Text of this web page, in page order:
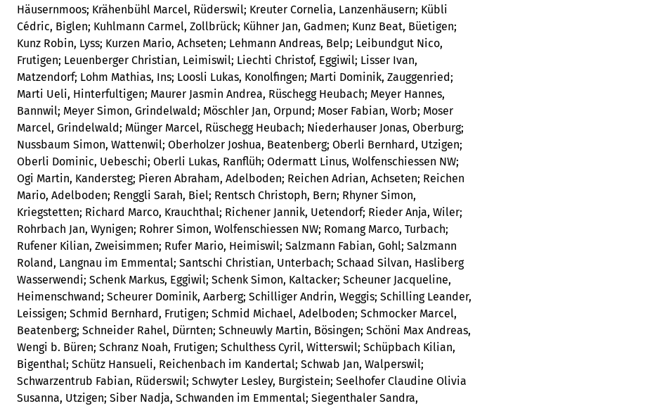
Häusernmoos; Krähenbühl Marcel, Rüderswil; Kreuter Cornelia, Lanzenhäusern; Kübli
Cédric, Biglen; Kuhlmann Carmel, Zollbrück; Kühner Jan, Gadmen; Kunz Beat, Büetigen;
Kunz Robin, Lyss; Kurzen Mario, Achseten; Lehmann Andreas, Belp; Leibundgut Nico,
Frutigen; Leuenberger Christian, Leimiswil; Liechti Christof, Eggiwil; Lisser Ivan,
Matzendorf; Lohm Mathias, Ins; Loosli Lukas, Konolfingen; Marti Dominik, Zauggenried;
Marti Ueli, Hinterfultigen; Maurer Jasmin Andrea, Rüschegg Heubach; Meyer Hannes,
Bannwil; Meyer Simon, Grindelwald; Möschler Jan, Orpund; Moser Fabian, Worb; Moser
Marcel, Grindelwald; Münger Marcel, Rüschegg Heubach; Niederhauser Jonas, Oberburg;
Nussbaum Simon, Wattenwil; Oberholzer Joshua, Beatenberg; Oberli Bernhard, Utzigen;
Oberli Dominic, Uebeschi; Oberli Lukas, Ranflüh; Odermatt Linus, Wolfenschiessen NW;
Ogi Martin, Kandersteg; Pieren Abraham, Adelboden; Reichen Adrian, Achseten; Reichen
Mario, Adelboden; Renggli Sarah, Biel; Rentsch Christoph, Bern; Rhyner Simon,
Kriegstetten; Richard Marco, Krauchthal; Richener Jannik, Uetendorf; Rieder Anja, Wiler;
Rohrbach Jan, Wynigen; Rohrer Simon, Wolfenschiessen NW; Romang Marco, Turbach;
Rufener Kilian, Zweisimmen; Rufer Mario, Heimiswil; Salzmann Fabian, Gohl; Salzmann
Roland, Langnau im Emmental; Santschi Christian, Unterbach; Schaad Silvan, Hasliberg
Wasserwendi; Schenk Markus, Eggiwil; Schenk Simon, Kaltacker; Scheuner Jacqueline,
Heimenschwand; Scheurer Dominik, Aarberg; Schilliger Andrin, Weggis; Schilling Leander,
Leissigen; Schmid Bernhard, Frutigen; Schmid Michael, Adelboden; Schmocker Marcel,
Beatenberg; Schneider Rahel, Dürnten; Schneuwly Martin, Bösingen; Schöni Max Andreas,
Wengi b. Büren; Schranz Noah, Frutigen; Schulthess Cyril, Witterswil; Schüpbach Kilian,
Bigenthal; Schütz Hansueli, Reichenbach im Kandertal; Schwab Jan, Walperswil;
Schwarzentrub Fabian, Rüderswil; Schwyter Lesley, Burgistein; Seelhofer Claudine Olivia
Susanna, Utzigen; Siber Nadja, Schwanden im Emmental; Siegenthaler Sandra,